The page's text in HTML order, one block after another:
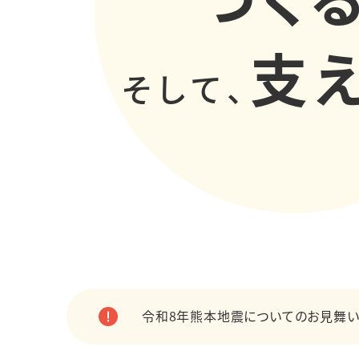
そして、 支
令和8年熊本地震についてのお見舞い